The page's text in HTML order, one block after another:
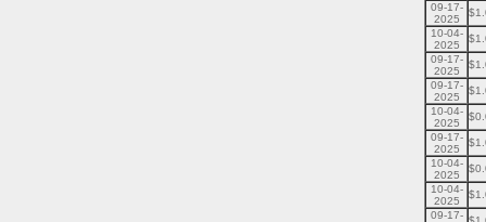
09-17-
2025
10-04-
2025
09-17-
2025
09-17-
2025
10-04-
2025
09-17-
2025
10-04-
2025
10-04-
2025
09-17-